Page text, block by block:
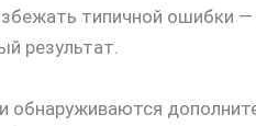
типичной ошибки
результат.
обнаруживаются